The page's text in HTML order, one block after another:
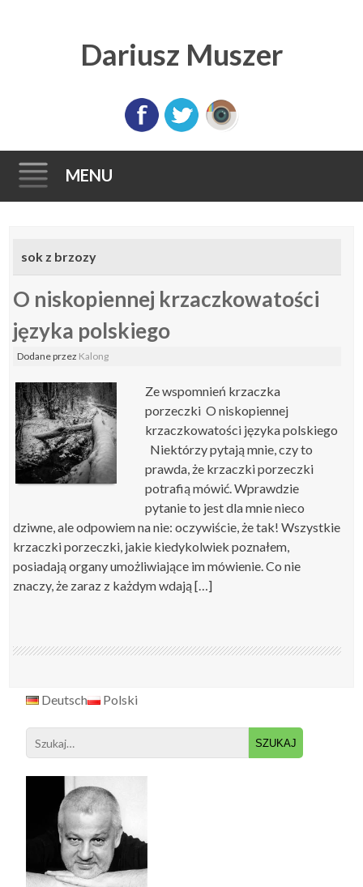
Dariusz Muszer
MENU
content
sok z brzozy
O niskopiennej krzaczkowatości
języka polskiego
Dodaneprzez Kalong
Ze wspomnień krzaczka
porzeczki O niskopiennej
krzaczkowatości języka polskiego
Niektórzy pytają mnie, czy to
prawda, że krzaczki porzeczki
potrafią mówić. Wprawdzie
pytanie to jest dla mnie nieco
dziwne, ale odpowiem na nie: oczywiście, że tak! Wszystkie
krzaczki porzeczki, jakie kiedykolwiek poznałem,
posiadają organy umożliwiające im mówienie. Co nie
znaczy, że zaraz z każdym wdają […]
Deutsch Polski
Search
for: